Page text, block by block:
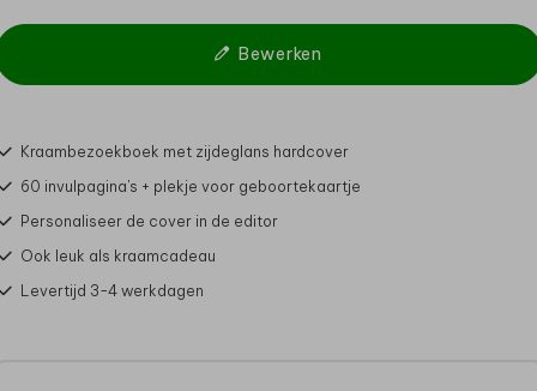
Bewerken
Kraambezoekboek met zijdeglans hardcover
60 invulpagina's + plekje voor geboortekaartje
Personaliseer de cover in de editor
Ook leuk als kraamcadeau
Levertijd 3-4 werkdagen